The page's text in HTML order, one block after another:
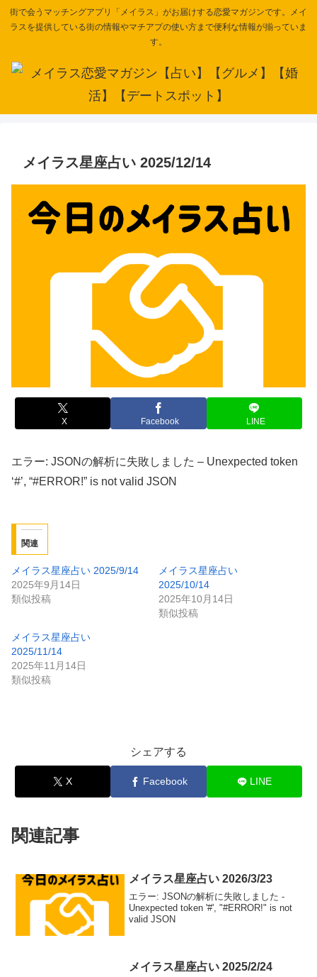
街で会うマッチングアプリ「メイラス」がお届けする恋愛マガジンです。メイ
ラスを提供している街の情報やマチアプの使い方まで便利な情報が揃っていま
す。
メイラス星座占い 2025/12/14
X Facebook LINE
エラー: JSONの解析に失敗しました – Unexpected token
‘#’, “#ERROR!” is not valid JSON
関連
メイラス星座占い 2025/9/14
2025年9月14日
類似投稿
メイラス星座占い
2025/10/14
2025年10月14日
類似投稿
メイラス星座占い
2025/11/14
2025年11月14日
類似投稿
シェアする
X Facebook LINE
関連記事
メイラス星座占い 2026/3/23
エラー: JSONの解析に失敗しました -
Unexpected token '#', "#ERROR!" is not
valid JSON
メイラス星座占い 2025/2/24